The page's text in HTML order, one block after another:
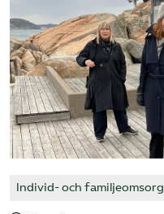
Individ- och familjeomsorg